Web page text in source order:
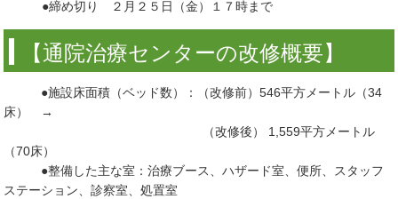
●締め切り ２月２５日（金）１７時まで
【通院治療センターの改修概要】
●施設床面積（ベッド数）：（改修前）546平方メートル（34
床） →
（改修後） 1,559平方メートル
（70床）
●整備した主な室：治療ブース、ハザード室、便所、スタッフ
ステーション、診察室、処置室